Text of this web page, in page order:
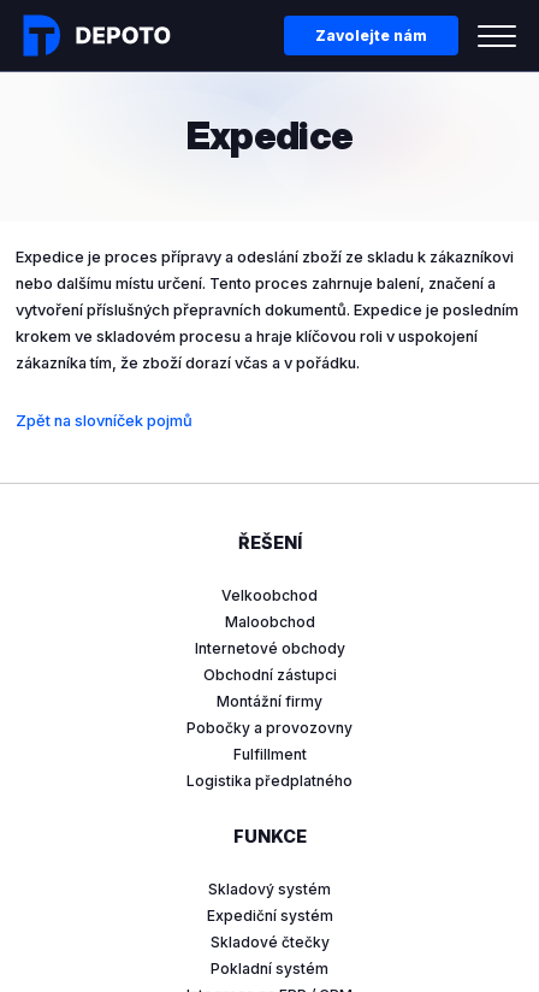
Zavolejte nám
Expedice
Expedice je proces přípravy a odeslání zboží ze skladu k zákazníkovi
nebo dalšímu místu určení. Tento proces zahrnuje balení, značení a
vytvoření příslušných přepravních dokumentů. Expedice je posledním
krokem ve skladovém procesu a hraje klíčovou roli v uspokojení
zákazníka tím, že zboží dorazí včas a v pořádku.
Zpět na slovníček pojmů
ŘEŠENÍ
Velkoobchod
Maloobchod
Internetové obchody
Obchodní zástupci
Montážní firmy
Pobočky a provozovny
Fulfillment
Logistika předplatného
FUNKCE
Skladový systém
Expediční systém
Skladové čtečky
Pokladní systém